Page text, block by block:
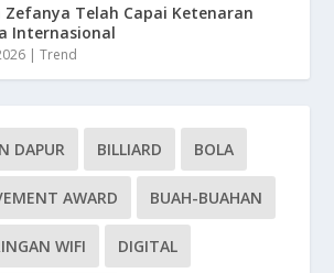
Zefanya Telah Capai Ketenaran
Internasional
|Trend
DAPUR BILLIARD BOLA
AWARD BUAH-BUAHAN
WIFI DIGITAL